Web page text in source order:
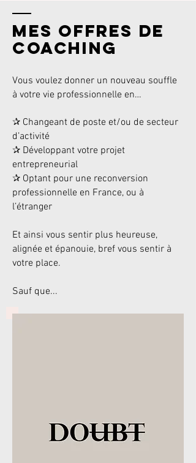
Mes offres de
coaching
Vous voulez donner un nouveau souffle
à votre vie professionnelle en…
✰ Changeant de poste et/ou de secteur
d’activité
✰ Développant votre projet
entrepreneurial
✰ Optant pour une reconversion
professionnelle en France, ou à
l’étranger
Et ainsi vous sentir plus heureuse,
alignée et épanouie, bref vous sentir à
votre place.
Sauf que...